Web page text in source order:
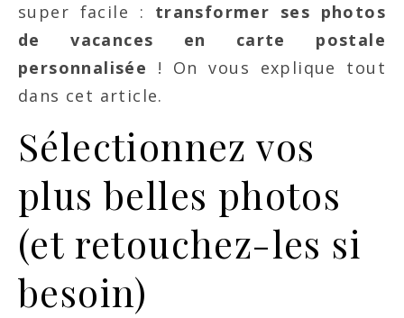
super facile : transformer ses photos
de vacances en carte postale
personnalisée ! On vous explique tout
dans cet article.
Sélectionnez vos
plus belles photos
(et retouchez-les si
besoin)